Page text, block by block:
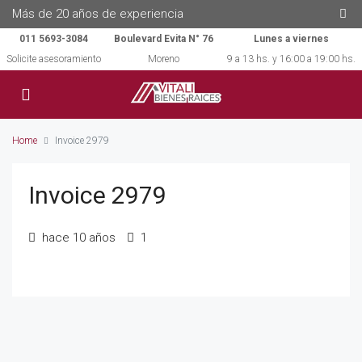
Más de 20 años de experiencia
011 5693-3084
Solicite asesoramiento
Boulevard Evita N° 76
Moreno
Lunes a viernes
9 a 13 hs. y 16:00 a 19:00 hs.
Home Invoice 2979
Invoice 2979
hace 10 años 1